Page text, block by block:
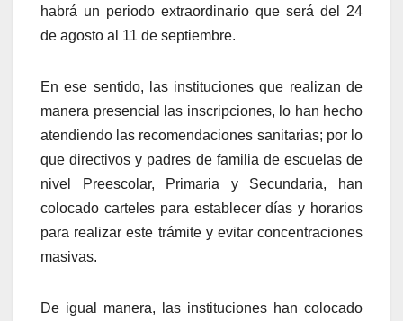
habrá un periodo extraordinario que será del 24
de agosto al 11 de septiembre.
En ese sentido, las instituciones que realizan de
manera presencial las inscripciones, lo han hecho
atendiendo las recomendaciones sanitarias; por lo
que directivos y padres de familia de escuelas de
nivel Preescolar, Primaria y Secundaria, han
colocado carteles para establecer días y horarios
para realizar este trámite y evitar concentraciones
masivas.
De igual manera, las instituciones han colocado